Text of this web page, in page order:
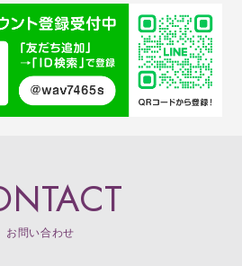
お問い合わせ